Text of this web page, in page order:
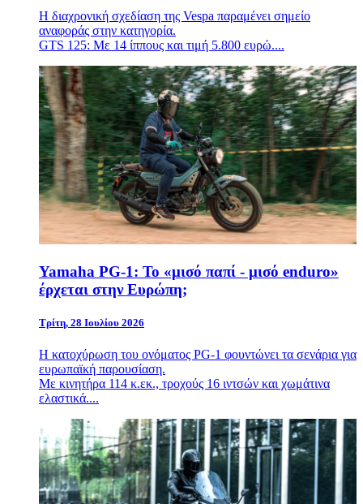
Η διαχρονική σχεδίαση της Vespa παραμένει σημείο
αναφοράς στην κατηγορία.
GTS 125: Με 14 ίππους και τιμή 5.800 ευρώ....
Yamaha PG-1: Το «μισό παπί - μισό enduro»
έρχεται στην Ευρώπη;
Τρίτη, 28 Ιουλίου 2026
Η κατοχύρωση του ονόματος PG-1 φουντώνει τα σενάρια για
ευρωπαϊκή παρουσίαση.
Με κινητήρα 114 κ.εκ., τροχούς 16 ιντσών και χωμάτινα
ελαστικά....